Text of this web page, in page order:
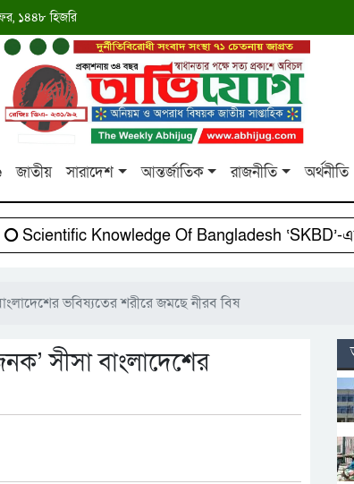
১৪৪৮ হিজরি
জাতীয় সারাদেশ আন্তর্জাতিক রাজনীতি অর্থনীতি
Knowledge Of Bangladesh ‘SKBD’-এর
ভবিষ্যতের শরীরে জমছে নীরব বিষ
সীসা বাংলাদেশের